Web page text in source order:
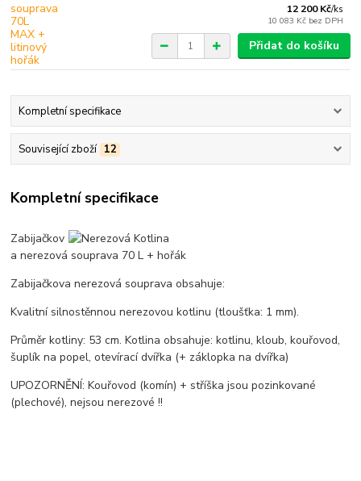
12 200 Kč/ks
10 083 Kč bez DPH
Přidat do košíku
Kompletní specifikace
Související zboží 12
Kompletní specifikace
Zabijačkov
a nerezová souprava 70 L + hořák
Zabijačkova nerezová souprava obsahuje:
Kvalitní silnostěnnou nerezovou kotlinu (tloušťka: 1 mm).
Průměr kotliny: 53 cm. Kotlina obsahuje: kotlinu, kloub, kouřovod,
šuplík na popel, otevírací dvířka (+ záklopka na dvířka)
UPOZORNĚNÍ: Kouřovod (komín) + stříška jsou pozinkované
(plechové), nejsou nerezové !!